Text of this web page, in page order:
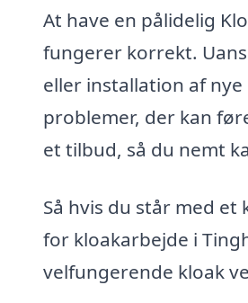
At have en pålidelig
fungerer korrekt.
eller installation af
problemer, der kan
et tilbud, så du nemt
Så hvis du står med
for kloakarbejde i
velfungerende kloak